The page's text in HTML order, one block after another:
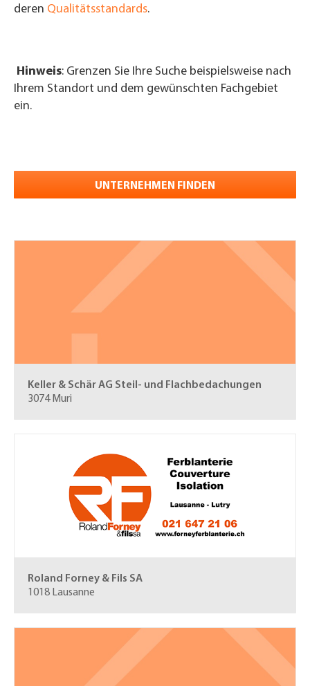
deren Qualitätsstandards.
Hinweis: Grenzen Sie Ihre Suche beispielsweise nach
Ihrem Standort und dem gewünschten Fachgebiet
ein.
UNTERNEHMEN FINDEN
Keller & Schär AG Steil- und Flachbedachungen
3074 Muri
Roland Forney & Fils SA
1018 Lausanne